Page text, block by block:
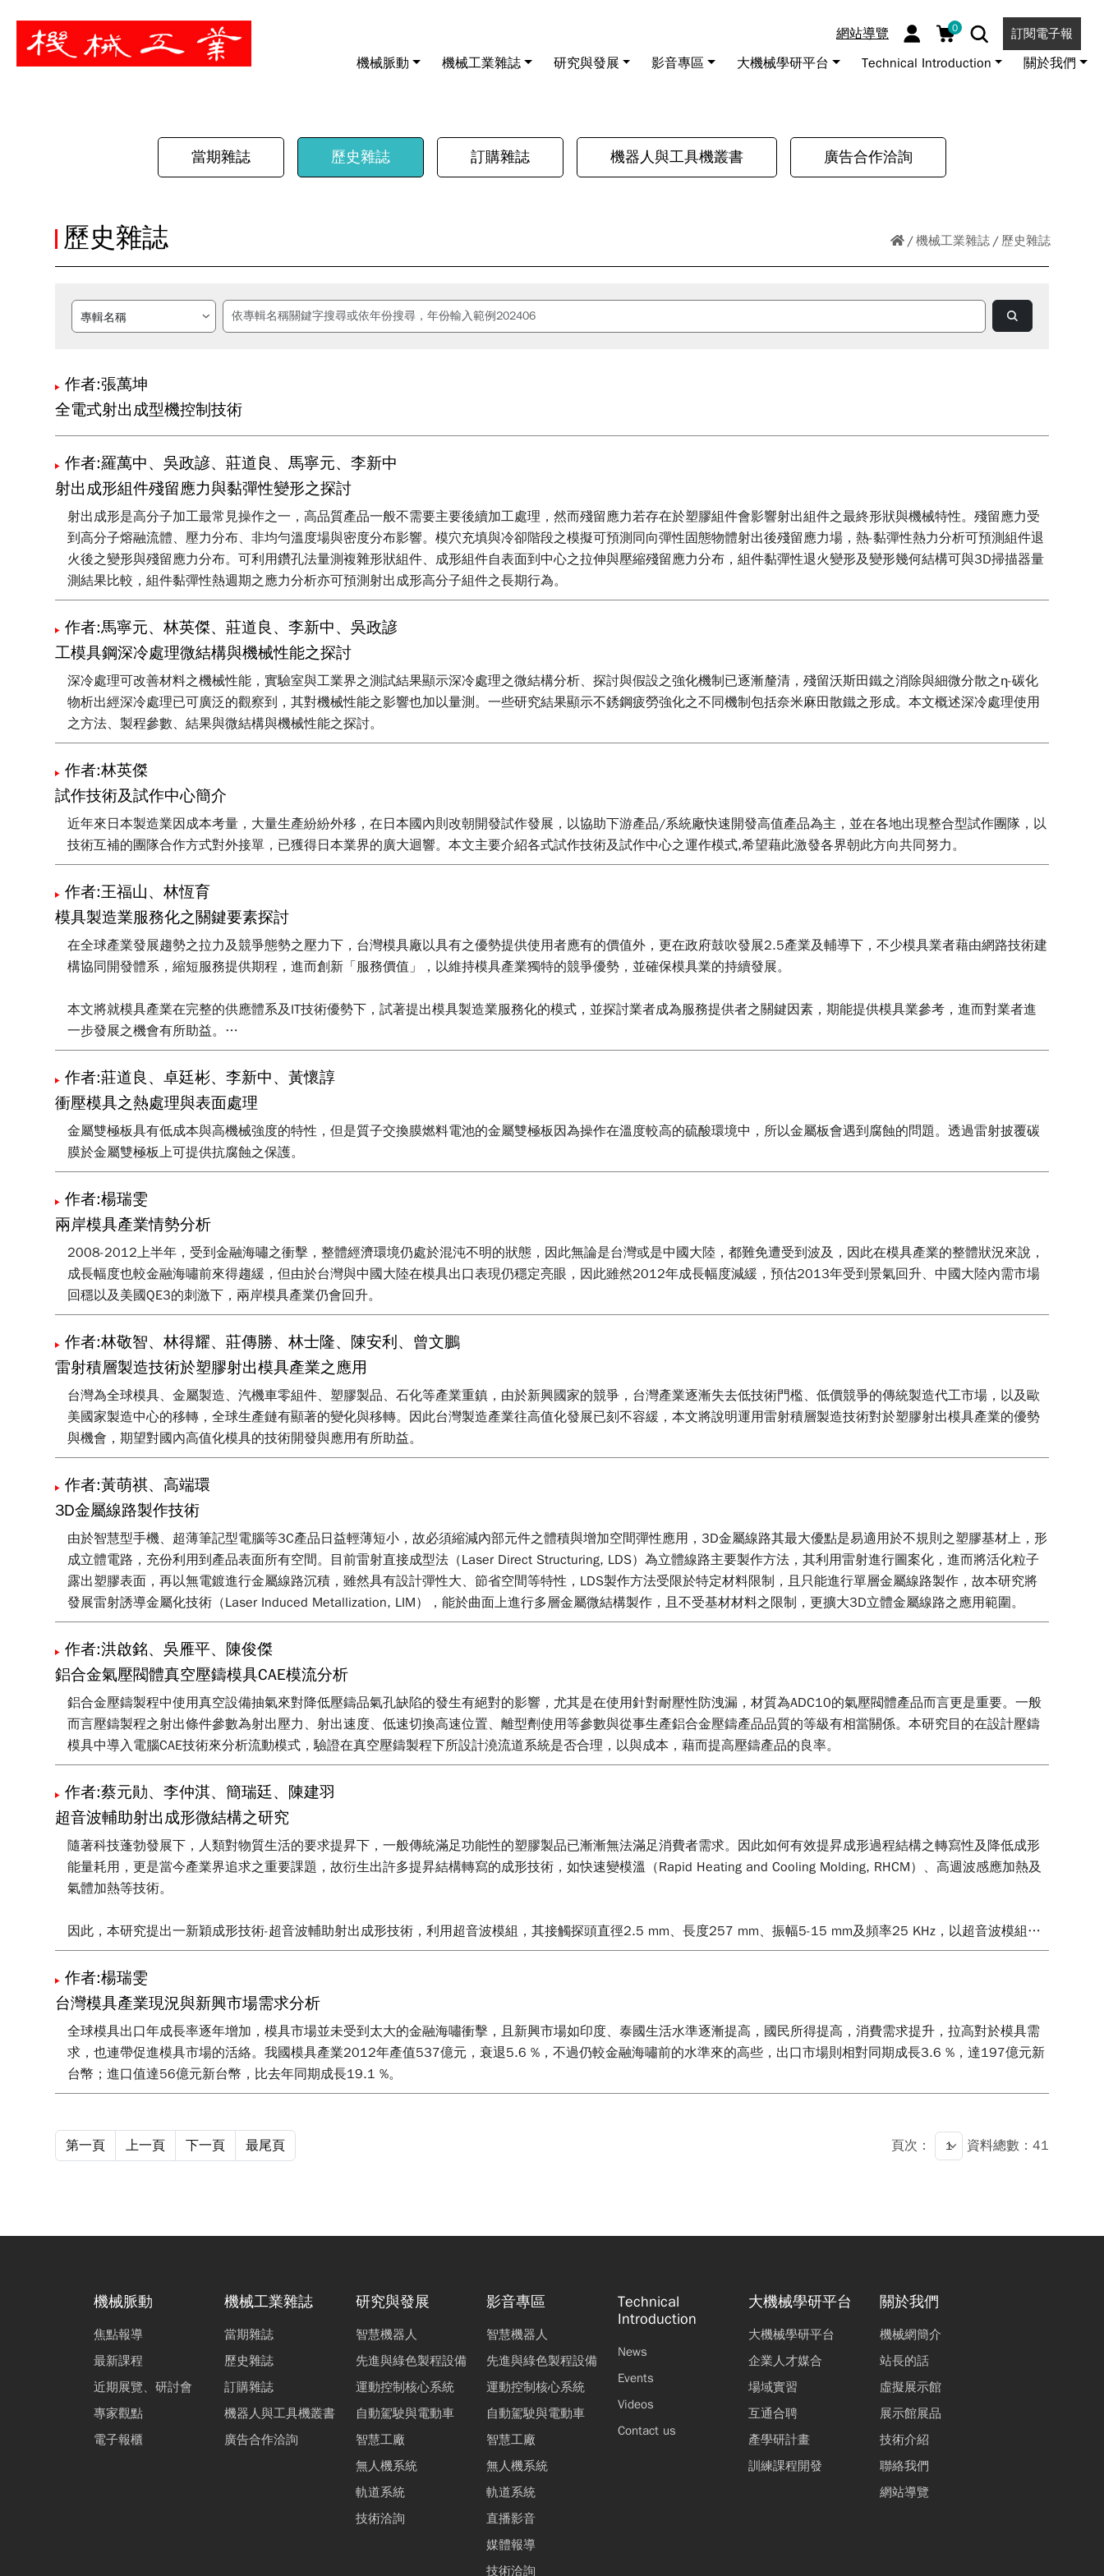
網站導覽 0 訂閱電子報
機械脈動 機械工業雜誌 研究與發展 影音專區 大機械學研平台 Technical Introduction 關於我們
暫停
當期雜誌 歷史雜誌 訂購雜誌 機器人與工具機叢書 廣告合作洽詢
機械工業雜誌 歷史雜誌
歷史雜誌
作者:張萬坤
全電式射出成型機控制技術
作者:羅萬中、吳政諺、莊道良、馬寧元、李新中
射出成形組件殘留應力與黏彈性變形之探討
射出成形是高分子加工最常見操作之一，高品質產品一般不需要主要後續加工處理，然而殘留應力若存在於塑膠組件會影響射出組件之最終形狀與機械特性。殘留應力受
到高分子熔融流體、壓力分布、非均勻溫度場與密度分布影響。模穴充填與冷卻階段之模擬可預測同向彈性固態物體射出後殘留應力場，熱-黏彈性熱力分析可預測組件退
火後之變形與殘留應力分布。可利用鑽孔法量測複雜形狀組件、成形組件自表面到中心之拉伸與壓縮殘留應力分布，組件黏彈性退火變形及變形幾何結構可與3D掃描器量
測結果比較，組件黏彈性熱週期之應力分析亦可預測射出成形高分子組件之長期行為。
作者:馬寧元、林英傑、莊道良、李新中、吳政諺
工模具鋼深冷處理微結構與機械性能之探討
深冷處理可改善材料之機械性能，實驗室與工業界之測試結果顯示深冷處理之微結構分析、探討與假設之強化機制已逐漸釐清，殘留沃斯田鐵之消除與細微分散之η-碳化
物析出經深冷處理已可廣泛的觀察到，其對機械性能之影響也加以量測。一些研究結果顯示不銹鋼疲勞強化之不同機制包括奈米麻田散鐵之形成。本文概述深冷處理使用
之方法、製程參數、結果與微結構與機械性能之探討。
作者:林英傑
試作技術及試作中心簡介
近年來日本製造業因成本考量，大量生產紛紛外移，在日本國內則改朝開發試作發展，以協助下游產品/系統廠快速開發高值產品為主，並在各地出現整合型試作團隊，以
技術互補的團隊合作方式對外接單，已獲得日本業界的廣大迴響。本文主要介紹各式試作技術及試作中心之運作模式,希望藉此激發各界朝此方向共同努力。
作者:王福山、林恆育
模具製造業服務化之關鍵要素探討
在全球產業發展趨勢之拉力及競爭態勢之壓力下，台灣模具廠以具有之優勢提供使用者應有的價值外，更在政府鼓吹發展2.5產業及輔導下，不少模具業者藉由網路技術建
構協同開發體系，縮短服務提供期程，進而創新「服務價值」，以維持模具產業獨特的競爭優勢，並確保模具業的持續發展。
本文將就模具產業在完整的供應體系及IT技術優勢下，試著提出模具製造業服務化的模式，並探討業者成為服務提供者之關鍵因素，期能提供模具業參考，進而對業者進
一步發展之機會有所助益。
本文所提出之服務化模式係建構在業者本身之核心能力下，釐清產品供應對象之需求，思考如何有效的利用模具產業現有的優勢，整合成一完整的供應體系，進而跨足服
務領域，扮演服務提供者的角色。
作者:莊道良、卓廷彬、李新中、黃懷諄
衝壓模具之熱處理與表面處理
金屬雙極板具有低成本與高機械強度的特性，但是質子交換膜燃料電池的金屬雙極板因為操作在溫度較高的硫酸環境中，所以金屬板會遇到腐蝕的問題。透過雷射披覆碳
膜於金屬雙極板上可提供抗腐蝕之保護。
作者:楊瑞雯
兩岸模具產業情勢分析
2008-2012上半年，受到金融海嘯之衝擊，整體經濟環境仍處於混沌不明的狀態，因此無論是台灣或是中國大陸，都難免遭受到波及，因此在模具產業的整體狀況來說，
成長幅度也較金融海嘯前來得趨緩，但由於台灣與中國大陸在模具出口表現仍穩定亮眼，因此雖然2012年成長幅度減緩，預估2013年受到景氣回升、中國大陸內需市場
回穩以及美國QE3的刺激下，兩岸模具產業仍會回升。
作者:林敬智、林得耀、莊傳勝、林士隆、陳安利、曾文鵬
雷射積層製造技術於塑膠射出模具產業之應用
台灣為全球模具、金屬製造、汽機車零組件、塑膠製品、石化等產業重鎮，由於新興國家的競爭，台灣產業逐漸失去低技術門檻、低價競爭的傳統製造代工市場，以及歐
美國家製造中心的移轉，全球生產鏈有顯著的變化與移轉。因此台灣製造產業往高值化發展已刻不容緩，本文將說明運用雷射積層製造技術對於塑膠射出模具產業的優勢
與機會，期望對國內高值化模具的技術開發與應用有所助益。
作者:黃萌祺、高端環
3D金屬線路製作技術
由於智慧型手機、超薄筆記型電腦等3C產品日益輕薄短小，故必須縮減內部元件之體積與增加空間彈性應用，3D金屬線路其最大優點是易適用於不規則之塑膠基材上，形
成立體電路，充份利用到產品表面所有空間。目前雷射直接成型法（Laser Direct Structuring, LDS）為立體線路主要製作方法，其利用雷射進行圖案化，進而將活化粒子
露出塑膠表面，再以無電鍍進行金屬線路沉積，雖然具有設計彈性大、節省空間等特性，LDS製作方法受限於特定材料限制，且只能進行單層金屬線路製作，故本研究將
發展雷射誘導金屬化技術（Laser Induced Metallization, LIM），能於曲面上進行多層金屬微結構製作，且不受基材材料之限制，更擴大3D立體金屬線路之應用範圍。
作者:洪啟銘、吳雁平、陳俊傑
鋁合金氣壓閥體真空壓鑄模具CAE模流分析
鋁合金壓鑄製程中使用真空設備抽氣來對降低壓鑄品氣孔缺陷的發生有絕對的影響，尤其是在使用針對耐壓性防洩漏，材質為ADC10的氣壓閥體產品而言更是重要。一般
而言壓鑄製程之射出條件參數為射出壓力、射出速度、低速切換高速位置、離型劑使用等參數與從事生產鋁合金壓鑄產品品質的等級有相當關係。本研究目的在設計壓鑄
模具中導入電腦CAE技術來分析流動模式，驗證在真空壓鑄製程下所設計澆流道系統是否合理，以與成本，藉而提高壓鑄產品的良率。
作者:蔡元勛、李仲淇、簡瑞廷、陳建羽
超音波輔助射出成形微結構之研究
隨著科技蓬勃發展下，人類對物質生活的要求提昇下，一般傳統滿足功能性的塑膠製品已漸漸無法滿足消費者需求。因此如何有效提昇成形過程結構之轉寫性及降低成形
能量耗用，更是當今產業界追求之重要課題，故衍生出許多提昇結構轉寫的成形技術，如快速變模溫（Rapid Heating and Cooling Molding, RHCM）、高週波感應加熱及
氣體加熱等技術。
因此，本研究提出一新穎成形技術-超音波輔助射出成形技術，利用超音波模組，其接觸探頭直徑2.5 mm、長度257 mm、振幅5-15 mm及頻率25 KHz，以超音波模組輔
助射出成形的概念，利用開發超音波震盪模組，結合具有微結構之塑膠模具，其模具試片規格20 × 20 × 3 mm，並具有微結構深度1 mm及V-Cut微結構角度120度之特
徵，利用超音波探頭放置於澆口直接與塑料接觸，透過震盪延遲塑料固化構想進行實驗，並於實驗過程中導入田口實驗方法，以L9之直角表規劃實驗配置，探討射出速
度、振動幅度、振動時間及保壓壓力等因子對微結構轉寫之重要性，由實驗結果得到保壓壓力、射出速度及振動時間為影響轉寫的重要因子，可有效提升微結構轉寫深度
作者:楊瑞雯
台灣模具產業現況與新興市場需求分析
全球模具出口年成長率逐年增加，模具市場並未受到太大的金融海嘯衝擊，且新興市場如印度、泰國生活水準逐漸提高，國民所得提高，消費需求提升，拉高對於模具需
求，也連帶促進模具市場的活絡。我國模具產業2012年產值537億元，衰退5.6 %，不過仍較金融海嘯前的水準來的高些，出口市場則相對同期成長3.6 %，達197億元新
台幣；進口值達56億元新台幣，比去年同期成長19.1 %。
第一頁 上一頁 下一頁 最尾頁 頁次： 資料總數：41
機械脈動
焦點報導
最新課程
近期展覽、研討會
專家觀點
電子報櫃
機械工業雜誌
當期雜誌
歷史雜誌
訂購雜誌
機器人與工具機叢書
廣告合作洽詢
研究與發展
智慧機器人
先進與綠色製程設備
運動控制核心系統
自動駕駛與電動車
智慧工廠
無人機系統
軌道系統
技術洽詢
影音專區
智慧機器人
先進與綠色製程設備
運動控制核心系統
自動駕駛與電動車
智慧工廠
無人機系統
軌道系統
直播影音
媒體報導
技術洽詢
Technical
Introduction
News
Events
Videos
Contact us
大機械學研平台
大機械學研平台
企業人才媒合
場域實習
互通合聘
產學研計畫
訓練課程開發
關於我們
機械網簡介
站長的話
虛擬展示館
展示館展品
技術介紹
聯絡我們
網站導覽